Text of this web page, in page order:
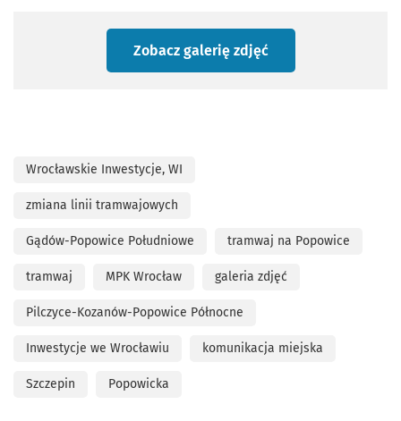
Zobacz galerię zdjęć
Wrocławskie Inwestycje, WI
zmiana linii tramwajowych
Gądów-Popowice Południowe tramwaj na Popowice
tramwaj MPK Wrocław galeria zdjęć
Pilczyce-Kozanów-Popowice Północne
Inwestycje we Wrocławiu komunikacja miejska
Szczepin Popowicka